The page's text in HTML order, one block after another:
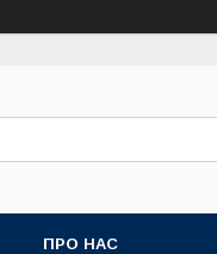
ПРО НАС